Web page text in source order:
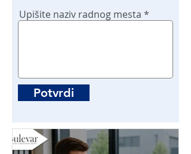
Upišite naziv radnog mesta
Potvrdi